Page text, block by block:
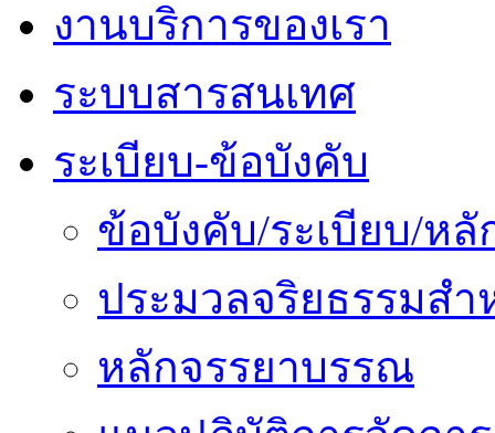
งานบริการของเรา
ระบบสารสนเทศ
ระเบียบ-ข้อบังคับ
ข้อบังคับ/ระเบียบ/ห
ประมวลจริยธรรมส
หลักจรรยาบรรณ